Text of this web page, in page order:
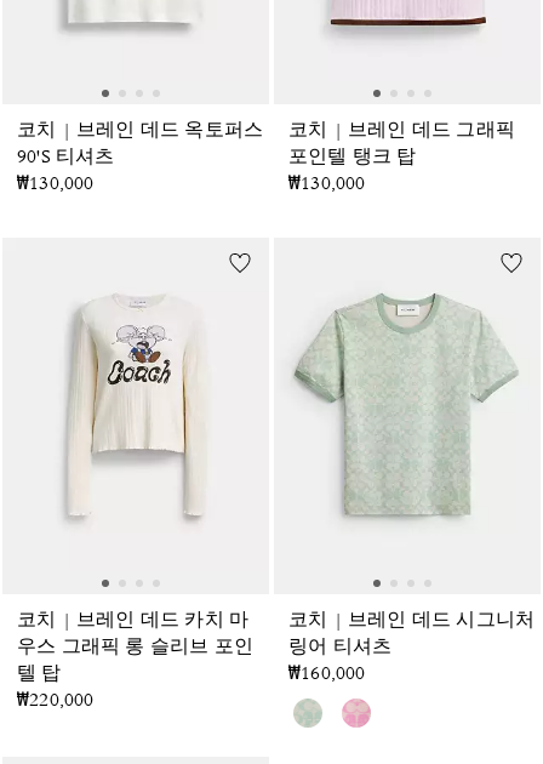
코치 | 브레인 데드 옥토퍼스
90'S 티셔츠
₩130,000
코치 | 브레인 데드 그래픽
포인텔 탱크 탑
₩130,000
코치 | 브레인 데드 카치 마
우스 그래픽 롱 슬리브 포인
텔 탑
₩220,000
코치 | 브레인 데드 시그니처
링어 티셔츠
₩160,000